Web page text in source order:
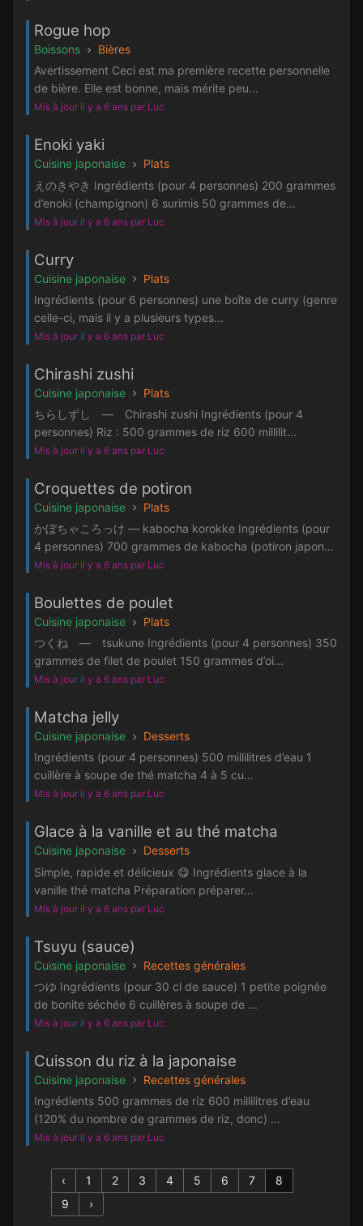
Rogue hop
Boissons
Bières
Avertissement Ceci est ma première recette personnelle
de bière. Elle est bonne, mais mérite peu...
Mis à jour il y a 6 ans par Luc
Enoki yaki
Cuisine japonaise
Plats
えのきやき Ingrédients (pour 4 personnes) 200 grammes
d’enoki (champignon) 6 surimis 50 grammes de...
Mis à jour il y a 6 ans par Luc
Curry
Cuisine japonaise
Plats
Ingrédients (pour 6 personnes) une boîte de curry (genre
celle-ci, mais il y a plusieurs types...
Mis à jour il y a 6 ans par Luc
Chirashi zushi
Cuisine japonaise
Plats
ちらしずし — Chirashi zushi Ingrédients (pour 4
personnes) Riz : 500 grammes de riz 600 millilit...
Mis à jour il y a 6 ans par Luc
Croquettes de potiron
Cuisine japonaise
Plats
かぼちゃころっけ — kabocha korokke Ingrédients (pour
4 personnes) 700 grammes de kabocha (potiron japon...
Mis à jour il y a 6 ans par Luc
Boulettes de poulet
Cuisine japonaise
Plats
つくね — tsukune Ingrédients (pour 4 personnes) 350
grammes de filet de poulet 150 grammes d’oi...
Mis à jour il y a 6 ans par Luc
Matcha jelly
Cuisine japonaise
Desserts
Ingrédients (pour 4 personnes) 500 millilitres d’eau 1
cuillère à soupe de thé matcha 4 à 5 cu...
Mis à jour il y a 6 ans par Luc
Glace à la vanille et au thé matcha
Cuisine japonaise
Desserts
Simple, rapide et délicieux 😋 Ingrédients glace à la
vanille thé matcha Préparation préparer...
Mis à jour il y a 6 ans par Luc
Tsuyu (sauce)
Cuisine japonaise
Recettes générales
つゆ Ingrédients (pour 30 cl de sauce) 1 petite poignée
de bonite séchée 6 cuillères à soupe de ...
Mis à jour il y a 6 ans par Luc
Cuisson du riz à la japonaise
Cuisine japonaise
Recettes générales
Ingrédients 500 grammes de riz 600 millilitres d’eau
(120% du nombre de grammes de riz, donc) ...
Mis à jour il y a 6 ans par Luc
‹ 1 2 3 4 5 6 7
8
9
›